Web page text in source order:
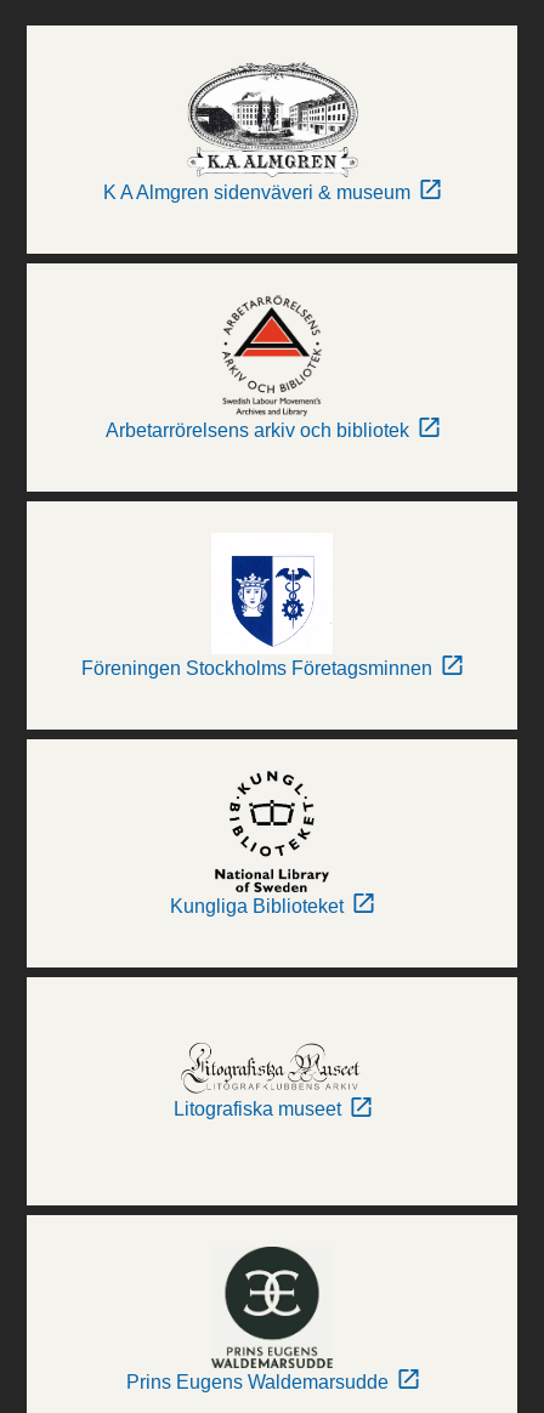
K A Almgren sidenväveri & museum
Arbetarrörelsens arkiv och bibliotek
Föreningen Stockholms Företagsminnen
Kungliga Biblioteket
Litografiska museet
Prins Eugens Waldemarsudde